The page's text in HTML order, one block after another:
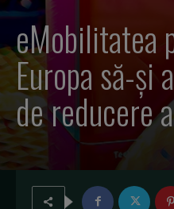
eMobilitatea
Europa să-
de reducere